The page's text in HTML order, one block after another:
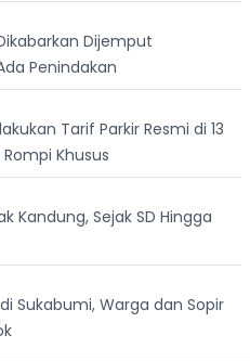
Dijemput
Penindakan
Tarif Parkir Resmi di 13
Khusus
Kandung, Sejak SD Hingga
Sukabumi, Warga dan Sopir